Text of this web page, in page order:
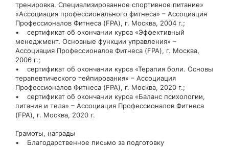
тренировка. Специализированное спортивное питание»
«Ассоциация профессионального фитнеса» – Ассоциация
Профессионалов Фитнеса (FPA), г. Москва, 2004 г.;
• сертификат об окончании курса «Эффективный
менеджмент. Основные функции управления» –
Ассоциация Профессионалов Фитнеса (FPA), г. Москва,
2006 г.;
• сертификат об окончании курса «Терапия боли. Основы
терапевтического тейпирования» – Ассоциация
Профессионалов Фитнеса (FPA), г. Москва, 2020 г.;
• сертификат об окончании курса «Баланс психологии,
питания и тела» – Ассоциация Профессионалов Фитнеса
(FPA), г. Москва, 2020 г.
Грамоты, награды
• Благодарственное письмо за подготовку